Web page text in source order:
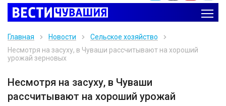
Главная Новости
Сельское хозяйство
Несмотря на засуху, в Чуваши рассчитывают на хороший
урожай зерновых
Несмотря на засуху, в Чуваши
рассчитывают на хороший урожай